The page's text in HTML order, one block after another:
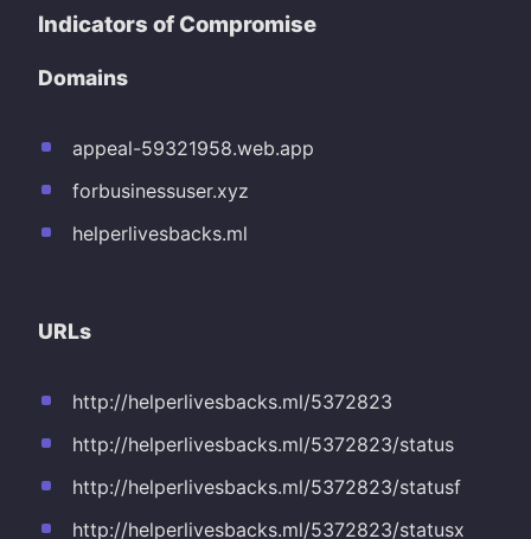
Indicators of Compromise
Domains
appeal-59321958.web.app
forbusinessuser.xyz
helperlivesbacks.ml
URLs
http://helperlivesbacks.ml/5372823
http://helperlivesbacks.ml/5372823/status
http://helperlivesbacks.ml/5372823/statusf
http://helperlivesbacks.ml/5372823/statusx